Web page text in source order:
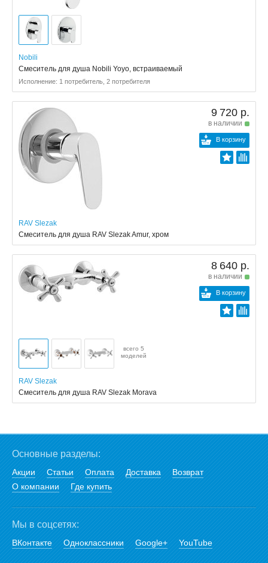
Nobili
Смеситель для душа Nobili Yoyo, встраиваемый
Исполнение: 1 потребитель, 2 потребителя
9 720 р.
в наличии
В корзину
RAV Slezak
Смеситель для душа RAV Slezak Amur, хром
8 640 р.
в наличии
В корзину
всего 5
моделей
RAV Slezak
Смеситель для душа RAV Slezak Morava
Основные разделы:
Акции Статьи Оплата Доставка
Возврат
О компании
Где купить
Мы в соцсетях:
ВКонтакте Одноклассники Google+ YouTube